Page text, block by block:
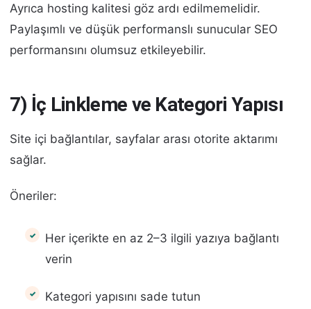
Ayrıca hosting kalitesi göz ardı edilmemelidir.
Paylaşımlı ve düşük performanslı sunucular SEO
performansını olumsuz etkileyebilir.
7) İç Linkleme ve Kategori Yapısı
Site içi bağlantılar, sayfalar arası otorite aktarımı
sağlar.
Öneriler:
Her içerikte en az 2–3 ilgili yazıya bağlantı
verin
Kategori yapısını sade tutun